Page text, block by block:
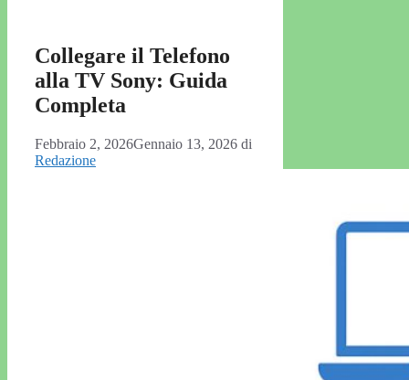
Collegare il Telefono
alla TV Sony: Guida
Completa
Febbraio 2, 2026Gennaio 13, 2026 di
Redazione